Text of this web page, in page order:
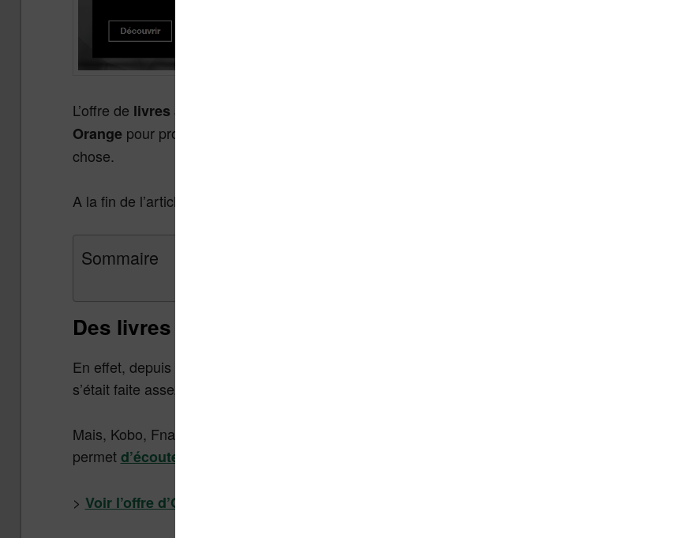
L’offre de livres audio Kobo By Fnac
Orange pour proposer une offre spéciale qui permet l’écoute de livres audios pour pas grand-
chose.
A la fin de l’article, je vous explique comment écouter vos premiers livres audio gratuitement.
Sommaire
Des livres audios pas chers avec Orange
En effet, depuis son lancement en 2018, l’offre de livres audio de Kobo (et distribuée par la Fnac)
s’était faite assez discrète.
Mais, Kobo, Fnac et Orange ont décidé de frapper fort en lançant une nouvelle offre spéciale qui
permetd’écouter un livre audio par mois pou 1 € pendant 3 mois
> Voir l’offre d’Orange sur les livres audio